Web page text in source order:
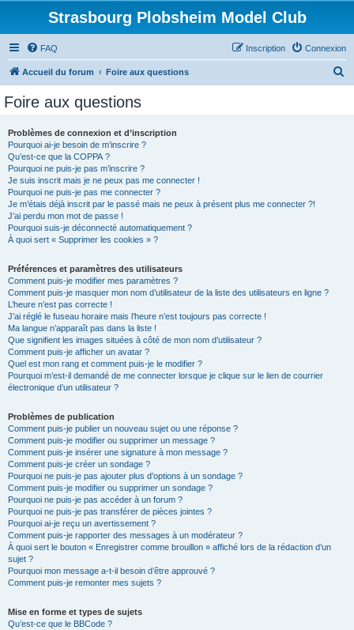
Strasbourg Plobsheim Model Club
FAQ Connexion
Inscription
Accueil du forum Foire aux questions
Foire aux questions
Problèmes de connexion et d’inscription
Pourquoi ai-je besoin de m’inscrire ?
Qu’est-ce que la COPPA ?
Pourquoi ne puis-je pas m’inscrire ?
Je suis inscrit mais je ne peux pas me connecter !
Pourquoi ne puis-je pas me connecter ?
Je m’étais déjà inscrit par le passé mais ne peux à présent plus me connecter ?!
J’ai perdu mon mot de passe !
Pourquoi suis-je déconnecté automatiquement ?
À quoi sert « Supprimer les cookies » ?
Préférences et paramètres des utilisateurs
Comment puis-je modifier mes paramètres ?
Comment puis-je masquer mon nom d’utilisateur de la liste des utilisateurs en ligne ?
L’heure n’est pas correcte !
J’ai réglé le fuseau horaire mais l’heure n’est toujours pas correcte !
Ma langue n’apparaît pas dans la liste !
Que signifient les images situées à côté de mon nom d’utilisateur ?
Comment puis-je afficher un avatar ?
Quel est mon rang et comment puis-je le modifier ?
Pourquoi m’est-il demandé de me connecter lorsque je clique sur le lien de courrier
électronique d’un utilisateur ?
Problèmes de publication
Comment puis-je publier un nouveau sujet ou une réponse ?
Comment puis-je modifier ou supprimer un message ?
Comment puis-je insérer une signature à mon message ?
Comment puis-je créer un sondage ?
Pourquoi ne puis-je pas ajouter plus d’options à un sondage ?
Comment puis-je modifier ou supprimer un sondage ?
Pourquoi ne puis-je pas accéder à un forum ?
Pourquoi ne puis-je pas transférer de pièces jointes ?
Pourquoi ai-je reçu un avertissement ?
Comment puis-je rapporter des messages à un modérateur ?
À quoi sert le bouton « Enregistrer comme brouillon » affiché lors de la rédaction d’un
sujet ?
Pourquoi mon message a-t-il besoin d’être approuvé ?
Comment puis-je remonter mes sujets ?
Mise en forme et types de sujets
Qu’est-ce que le BBCode ?